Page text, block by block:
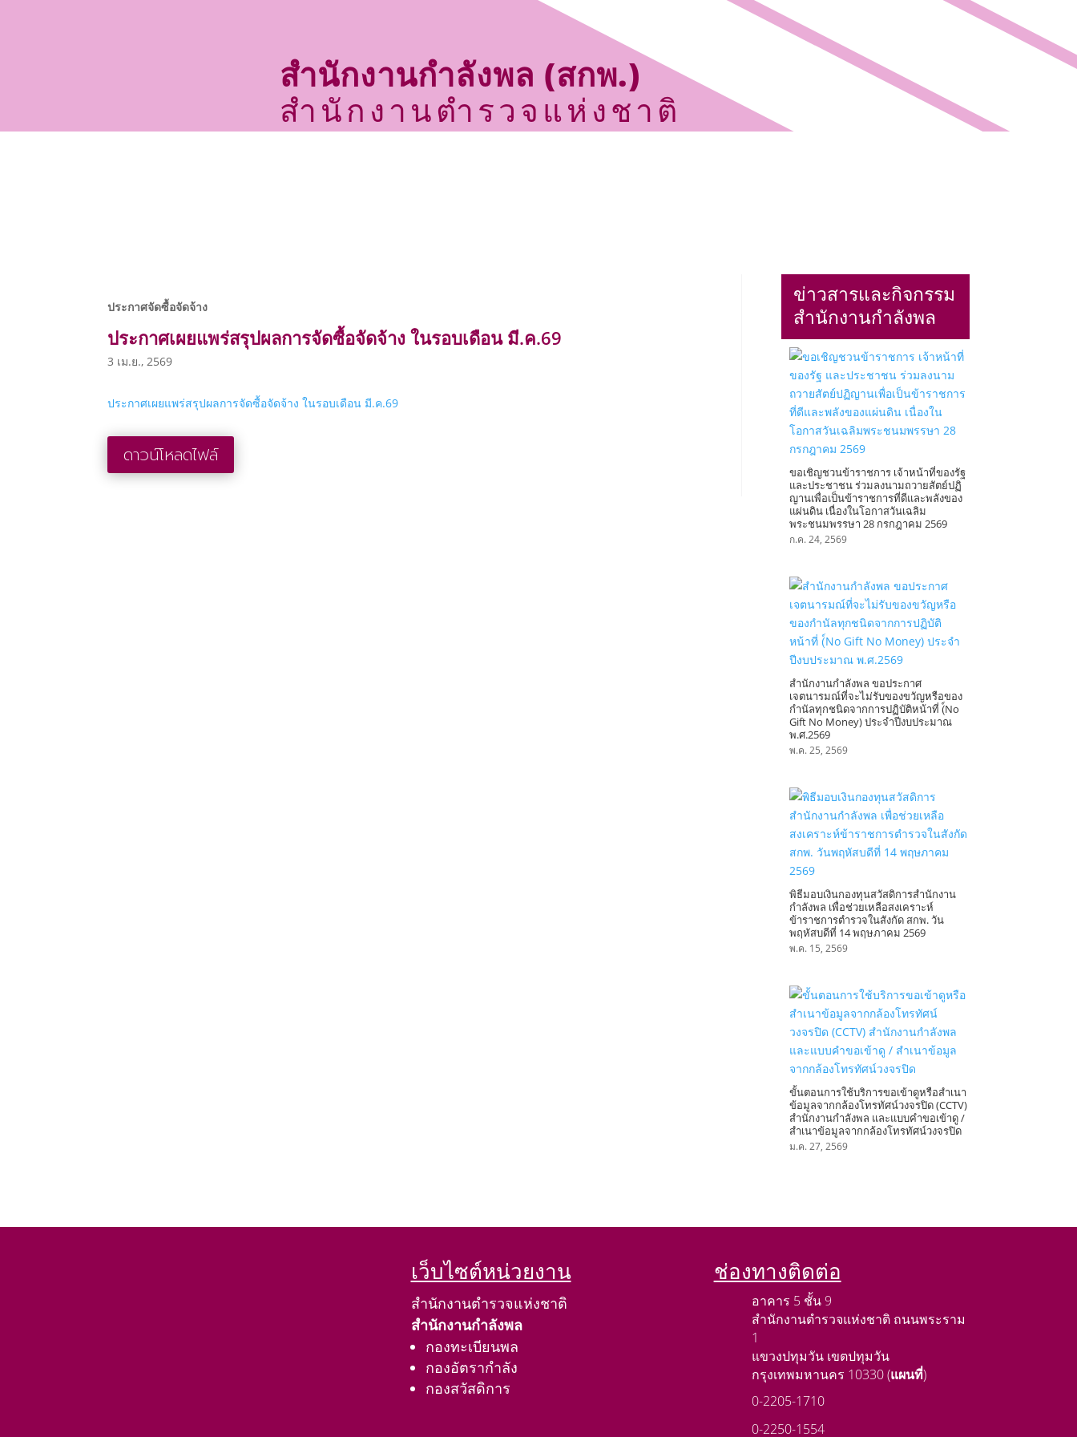
สำนักงานกำลังพล (สกพ.)
สำนักงานตำรวจแห่งชาติ
ประกาศจัดซื้อจัดจ้าง
ประกาศเผยแพร่สรุปผลการจัดซื้อจัดจ้าง ในรอบเดือน มี.ค.69
3 เม.ย., 2569
ประกาศเผยแพร่สรุปผลการจัดซื้อจัดจ้าง ในรอบเดือน มี.ค.69
ดาวน์โหลดไฟล์
ข่าวสารและกิจกรรม
สำนักงานกำลังพล
ขอเชิญชวนข้าราชการ เจ้าหน้าที่ของรัฐ
และประชาชน ร่วมลงนามถวายสัตย์ปฏิ
ญานเพื่อเป็นข้าราชการที่ดีและพลังของ
แผ่นดิน เนื่องในโอกาสวันเฉลิม
พระชนมพรรษา 28 กรกฎาคม 2569
ก.ค. 24, 2569
สำนักงานกำลังพล ขอประกาศ
เจตนารมณ์ที่จะไม่รับของขวัญหรือของ
กำนัลทุกชนิดจากการปฏิบัติหน้าที่ (์No
Gift No Money) ประจำปีงบประมาณ
พ.ศ.2569
พ.ค. 25, 2569
พิธีมอบเงินกองทุนสวัสดิการสำนักงาน
กำลังพล เพื่อช่วยเหลือสงเคราะห์
ข้าราชการตำรวจในสังกัด สกพ. วัน
พฤหัสบดีที่ 14 พฤษภาคม 2569
พ.ค. 15, 2569
ขั้นตอนการใช้บริการขอเข้าดูหรือสำเนา
ข้อมูลจากกล้องโทรทัศน์วงจรปิด (CCTV)
สำนักงานกำลังพล และแบบคำขอเข้าดู /
สำเนาข้อมูลจากกล้องโทรทัศน์วงจรปิด
ม.ค. 27, 2569
เว็บไซต์หน่วยงาน
สำนักงานตำรวจแห่งชาติ
สำนักงานกำลังพล
กองทะเบียนพล
กองอัตรากำลัง
กองสวัสดิการ
ช่องทางติดต่อ
อาคาร 5 ชั้น 9
สำนักงานตำรวจแห่งชาติ ถนนพระราม
1
แขวงปทุมวัน เขตปทุมวัน
กรุงเทพมหานคร 10330 (แผนที่)
0-2205-1710
0-2250-1554